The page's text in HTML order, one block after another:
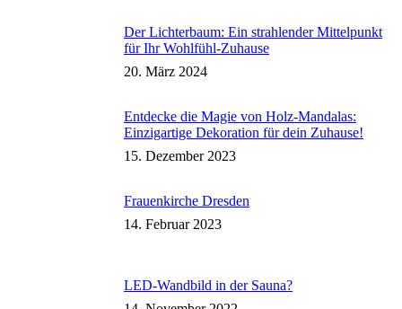
Der Lichterbaum: Ein strahlender Mittelpunkt
für Ihr Wohlfühl-Zuhause
20. März 2024
Entdecke die Magie von Holz-Mandalas:
Einzigartige Dekoration für dein Zuhause!
15. Dezember 2023
Frauenkirche Dresden
14. Februar 2023
LED-Wandbild in der Sauna?